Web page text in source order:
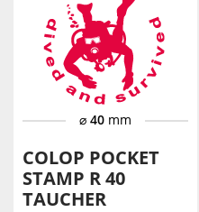
⌀ 40 mm
COLOP POCKET
STAMP R 40
TAUCHER